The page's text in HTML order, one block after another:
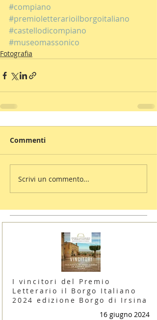
#compiano
#premioletterarioilborgoitaliano
#castellodicompiano
#museomassonico
Fotografia
Commenti
Scrivi un commento...
I vincitori del Premio
Letterario il Borgo Italiano
2024 edizione Borgo di Irsina
16 giugno 2024